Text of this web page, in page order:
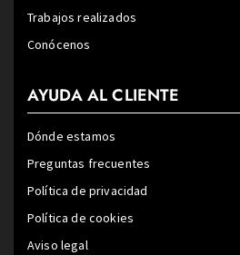
Trabajos realizados
Conócenos
AYUDA AL CLIENTE
Dónde estamos
Preguntas frecuentes
Política de privacidad
Política de cookies
Aviso legal